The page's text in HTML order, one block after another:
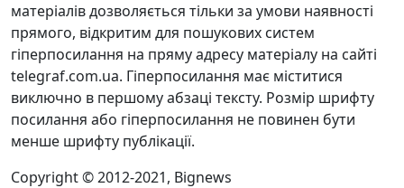
матеріалів дозволяється тільки за умови наявності
прямого, відкритим для пошукових систем
гіперпосилання на пряму адресу матеріалу на сайті
telegraf.com.ua. Гіперпосилання має міститися
виключно в першому абзаці тексту. Розмір шрифту
посилання або гіперпосилання не повинен бути
менше шрифту публікації.
Copyright © 2012-2021, Bignews